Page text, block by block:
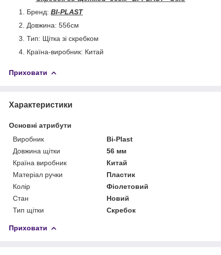
Бренд: BI-PLAST
Довжина: 556см
Тип: Щітка зі скребком
Країна-виробник: Китай
Приховати
Характеристики
Основні атрибути
Виробник
Bi-Plast
Довжина щітки
56 мм
Країна виробник
Китай
Матеріал ручки
Пластик
Колір
Фіолетовий
Стан
Новий
Тип щітки
Скребок
Приховати